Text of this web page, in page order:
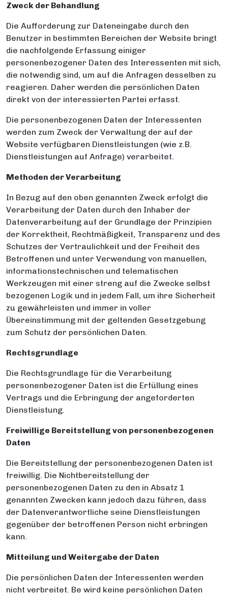
Zweck der Behandlung
Die Aufforderung zur Dateneingabe durch den
Benutzer in bestimmten Bereichen der Website bringt
die nachfolgende Erfassung einiger
personenbezogener Daten des Interessenten mit sich,
die notwendig sind, um auf die Anfragen desselben zu
reagieren. Daher werden die persönlichen Daten
direkt von der interessierten Partei erfasst.
Die personenbezogenen Daten der Interessenten
werden zum Zweck der Verwaltung der auf der
Website verfügbaren Dienstleistungen (wie z.B.
Dienstleistungen auf Anfrage) verarbeitet.
Methoden der Verarbeitung
In Bezug auf den oben genannten Zweck erfolgt die
Verarbeitung der Daten durch den Inhaber der
Datenverarbeitung auf der Grundlage der Prinzipien
der Korrektheit, Rechtmäßigkeit, Transparenz und des
Schutzes der Vertraulichkeit und der Freiheit des
Betroffenen und unter Verwendung von manuellen,
informationstechnischen und telematischen
Werkzeugen mit einer streng auf die Zwecke selbst
bezogenen Logik und in jedem Fall, um ihre Sicherheit
zu gewährleisten und immer in voller
Übereinstimmung mit der geltenden Gesetzgebung
zum Schutz der persönlichen Daten.
Rechtsgrundlage
Die Rechtsgrundlage für die Verarbeitung
personenbezogener Daten ist die Erfüllung eines
Vertrags und die Erbringung der angeforderten
Dienstleistung.
Freiwillige Bereitstellung von personenbezogenen
Daten
Die Bereitstellung der personenbezogenen Daten ist
freiwillig. Die Nichtbereitstellung der
personenbezogenen Daten zu den in Absatz 1
genannten Zwecken kann jedoch dazu führen, dass
der Datenverantwortliche seine Dienstleistungen
gegenüber der betroffenen Person nicht erbringen
kann.
Mitteilung und Weitergabe der Daten
Die persönlichen Daten der Interessenten werden
nicht verbreitet. Be wird keine persönlichen Daten